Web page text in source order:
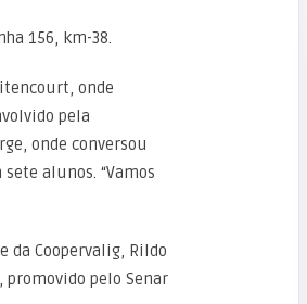
156, km-38.
onde
pela
onde conversou
alunos. “Vamos
Coopervalig, Rildo
promovido pelo Senar